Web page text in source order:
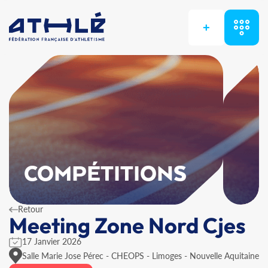
+
COMPÉTITIONS
Retour
Meeting Zone Nord Cjes
17 Janvier 2026
Salle Marie Jose Pérec - CHEOPS - Limoges - Nouvelle Aquitaine